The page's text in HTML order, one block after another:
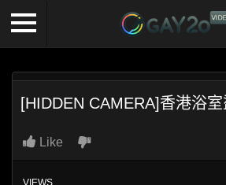
[HIDDEN CAMERA]香港浴室
Like
VIEWS